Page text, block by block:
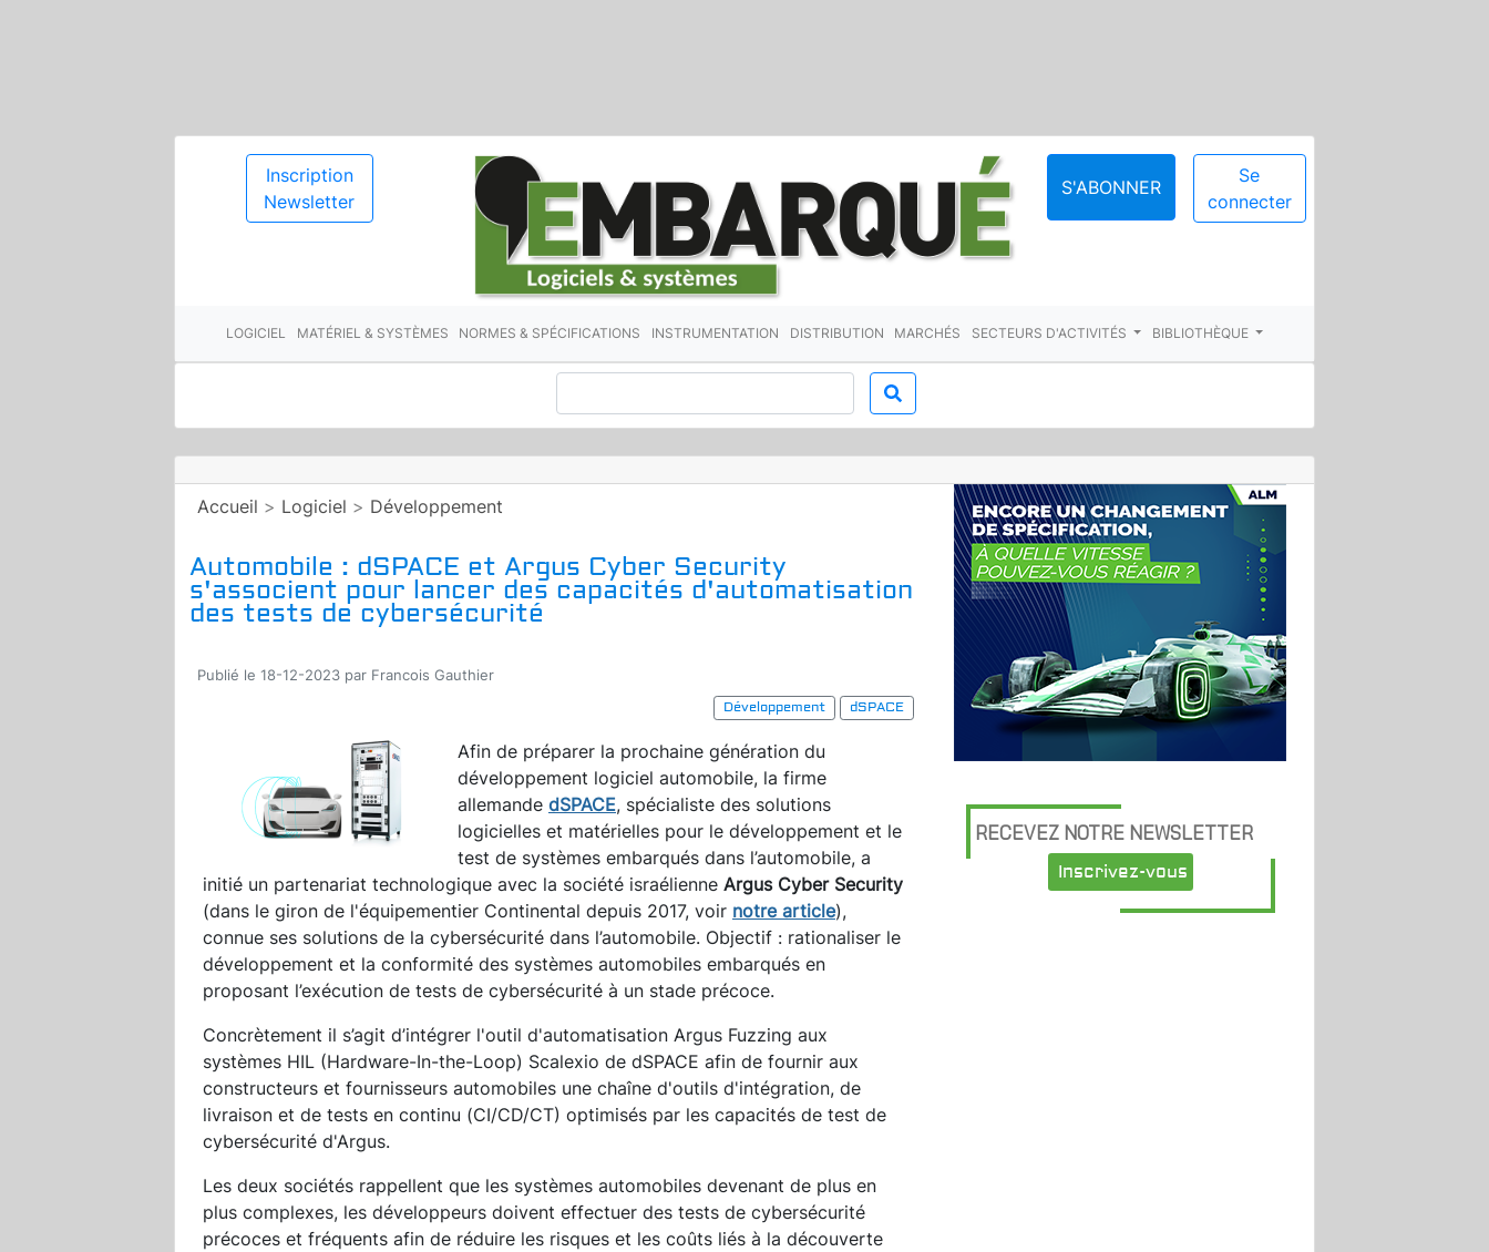
Inscription
Newsletter
S'ABONNER
Se
connecter
LOGICIEL MATÉRIEL & SYSTÈMES NORMES & SPÉCIFICATIONS INSTRUMENTATION DISTRIBUTION MARCHÉS SECTEURS D'ACTIVITÉS BIBLIOTHÈQUE
Accueil > Logiciel > Développement
Automobile : dSPACE et Argus Cyber Security
s'associent pour lancer des capacités d'automatisation
des tests de cybersécurité
Publié le 18-12-2023 par Francois Gauthier
Développement
dSPACE
Afin de préparer la prochaine génération du
développement logiciel automobile, la firme
allemande dSPACE, spécialiste des solutions
logicielles et matérielles pour le développement et le
test de systèmes embarqués dans l’automobile, a
initié un partenariat technologique avec la société israélienne Argus Cyber Security
(dans le giron de l'équipementier Continental depuis 2017, voir notre article),
connue ses solutions de la cybersécurité dans l’automobile. Objectif : rationaliser le
développement et la conformité des systèmes automobiles embarqués en
proposant l’exécution de tests de cybersécurité à un stade précoce.
Concrètement il s’agit d’intégrer l'outil d'automatisation Argus Fuzzing aux
systèmes HIL (Hardware-In-the-Loop) Scalexio de dSPACE afin de fournir aux
constructeurs et fournisseurs automobiles une chaîne d'outils d'intégration, de
livraison et de tests en continu (CI/CD/CT) optimisés par les capacités de test de
cybersécurité d'Argus.
Les deux sociétés rappellent que les systèmes automobiles devenant de plus en
plus complexes, les développeurs doivent effectuer des tests de cybersécurité
précoces et fréquents afin de réduire les risques et les coûts liés à la découverte
RECEVEZ NOTRE NEWSLETTER
Inscrivez-vous